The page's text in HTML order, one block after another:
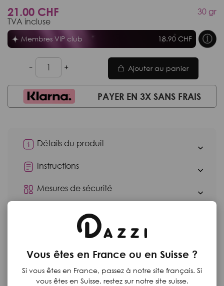
Vous êtes en France ou en Suisse ?
Si vous êtes en France, passez à notre site français. Si
vous êtes en Suisse, restez sur notre site suisse.
21.00 CHF
30 gr
TVA incluse
Membres VIP club 18.90 CHF
Ajouter au panier
PAYER EN 3X SANS FRAIS
Détails du produit
Instructions
Mesures de sécurité
Produits complementaires